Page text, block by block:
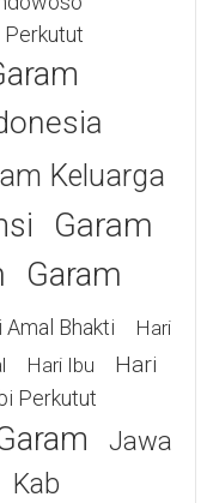
Perkutut
Keluarga
Garam
Garam
Amal Bhakti
Hari
Hari Ibu
Hari
Perkutut
Jawa
Kab